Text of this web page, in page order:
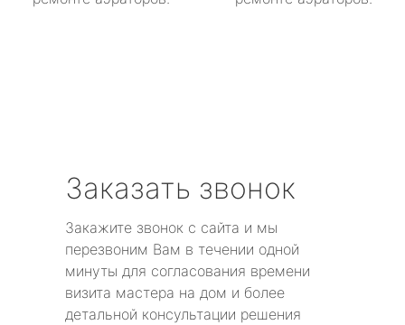
Заказать звонок
Закажите звонок с сайта и мы
перезвоним Вам в течении одной
минуты для согласования времени
визита мастера на дом и более
детальной консультации решения